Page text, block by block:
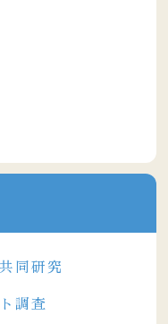
同研究
調査